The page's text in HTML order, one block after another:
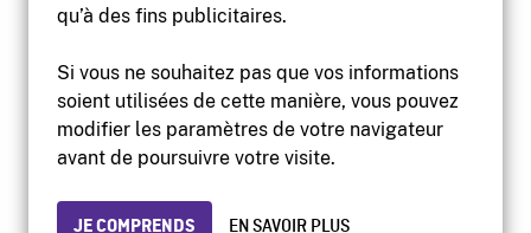
qu’à des fins publicitaires.
Si vous ne souhaitez pas que vos informations
soient utilisées de cette manière, vous pouvez
modifier les paramètres de votre navigateur
avant de poursuivre votre visite.
JE COMPRENDS EN SAVOIR PLUS
Accessibilité
Site institutionnel
Protection des renseignements personnels